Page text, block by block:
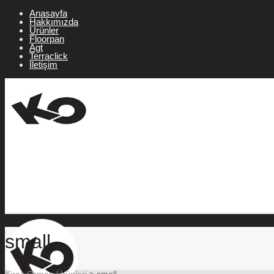
Anasayfa
Hakkımızda
Ürünler
Floorpan
Agt
Terraclick
İletişim
small